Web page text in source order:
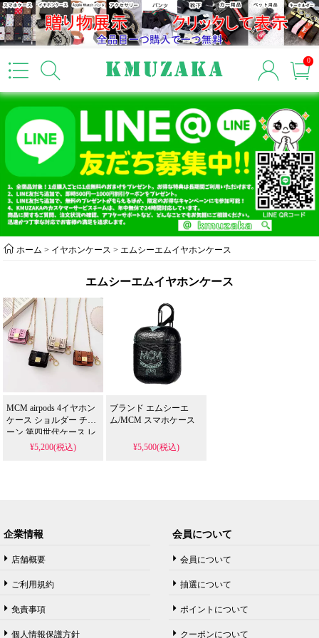
0
ホーム > イヤホンケース >エムシーエムイヤホンケース
エムシーエムイヤホンケース
MCM airpods 4イヤホン
ケース ショルダー チェ
ーン 第四世代ケース レ
ザー エムシーエム エア
¥5,200(税込)
ブランド エムシーエ
ム/MCM スマホケース
¥5,500(税込)
企業情報
店舗概要
ご利用規約
免責事項
個人情報保護方針
会員について
会員について
抽選について
ポイントについて
クーポンについて